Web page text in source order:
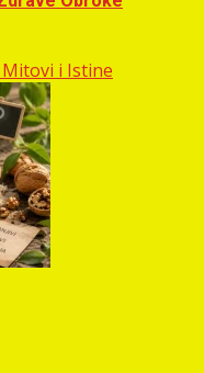
i Istine